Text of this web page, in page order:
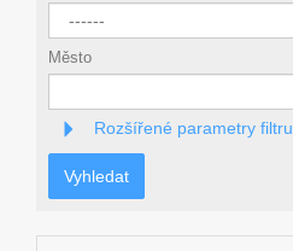
Město
Rozšířené parametry filtru
Vyhledat